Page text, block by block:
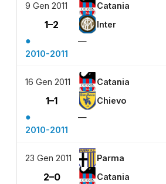
9 Gen 2011 Catania
1–2 Inter
●
—
2010-2011
16 Gen 2011 Catania
1–1 Chievo
●
—
2010-2011
23 Gen 2011 Parma
2–0 Catania